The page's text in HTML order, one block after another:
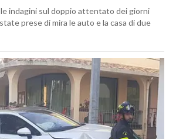
indagini sul doppio attentato dei giorni
prese di mira le auto e la casa di due